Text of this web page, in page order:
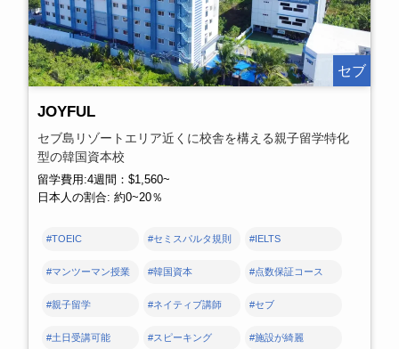
セブ
JOYFUL
セブ島リゾートエリア近くに校舎を構える親子留学特化
型の韓国資本校
留学費用:4週間：$1,560~
日本人の割合: 約0~20％
#TOEIC #セミスパルタ規則 #IELTS
#マンツーマン授業 #韓国資本 #点数保証コース
#親子留学 #ネイティブ講師 #セブ
#土日受講可能 #スピーキング #施設が綺麗